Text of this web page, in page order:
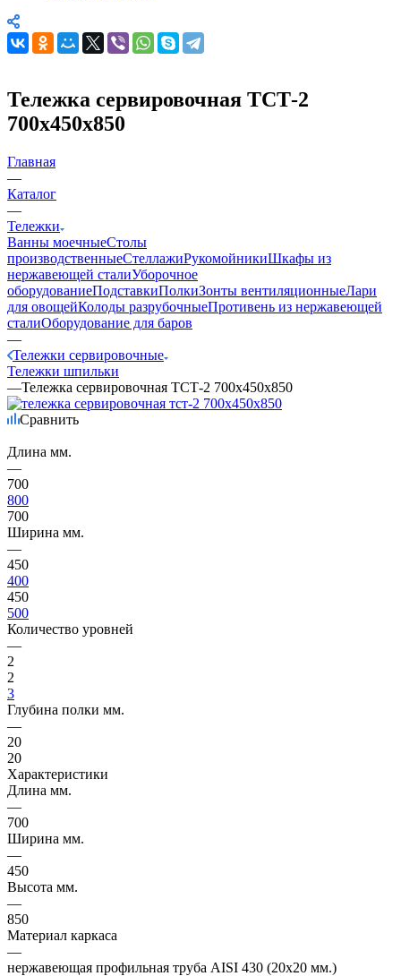
Тележка сервировочная ТСТ-2
700х450х850
Главная
—
Каталог
—
Тележки
Ванны моечныеСтолы
производственныеСтеллажиРукомойникиШкафы из
нержавеющей сталиУборочное
оборудованиеПодставкиПолкиЗонты вентиляционныеЛари
для овощейКолоды разрубочныеПротивень из нержавеющей
сталиОборудование для баров
—
Тележки сервировочные
Тележки шпильки
—Тележка сервировочная ТСТ-2 700х450х850
Сравнить
Длина мм.
—
700
800
700
Ширина мм.
—
450
400
450
500
Количество уровней
—
2
2
3
Глубина полки мм.
—
20
20
Характеристики
Длина мм.
—
700
Ширина мм.
—
450
Высота мм.
—
850
Материал каркаса
—
нержавеющая профильная труба AISI 430 (20х20 мм.)